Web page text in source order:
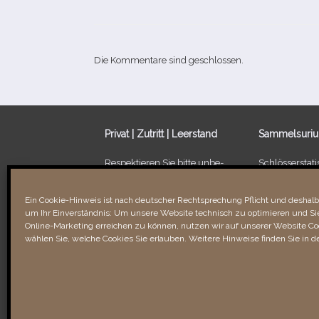
Ein Cookie-Hinweis ist nach deutscher Rechtsprechung Pflicht und
um Ihr Einverständnis: Um unsere Website technisch zu optimieren und
Online-Marketing erreichen zu können, nutzen wir auf unserer Website
wählen Sie, welche Cookies Sie erlauben. Weitere Hinweise finden Sie in
Die Kommentare sind geschlossen.
Privat | Zutritt | Leerstand
Respektieren Sie bitte unbe­
Verbotsschilder. Unbefugtes
Betreten kann recht­li­che
Folgen für Sie haben!
Ein Schloss
Links &